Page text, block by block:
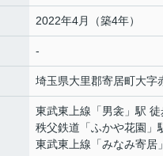
2022年4月（築4年）
-
埼玉県大里郡寄居町大字
東武東上線 「男衾 」駅
秩父鉄道 「ふかや花園 」
東武東上線 「みなみ寄居